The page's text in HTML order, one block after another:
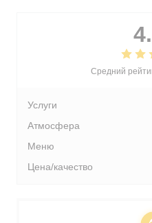
Средний
Услуги
Атмосфера
Меню
Цена/качество